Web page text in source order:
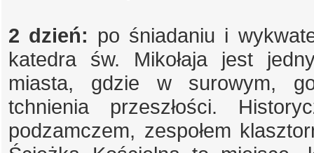
2 dzień: po śniadaniu i
katedra św. Mikołaja jest
miasta, gdzie w surowym,
tchnienia przeszłości.
podzamczem, zespołem